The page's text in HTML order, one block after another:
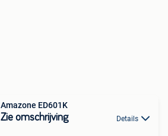
Amazone ED601K
Zie omschrijving Details